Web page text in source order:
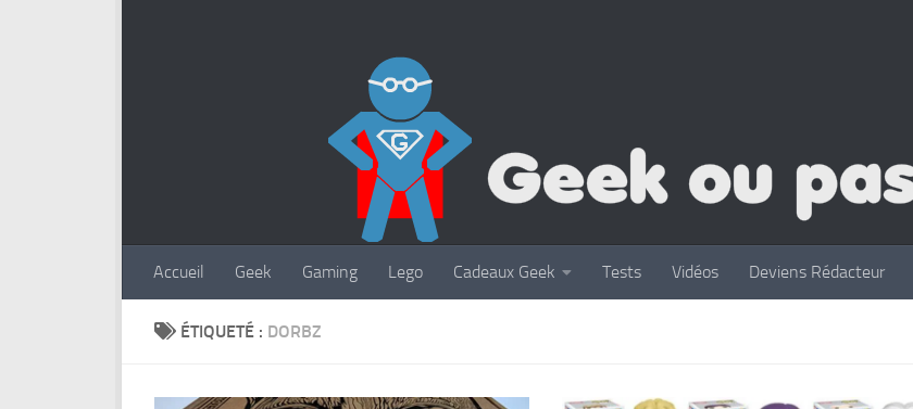
Accueil Geek Gaming Lego Cadeaux Geek Tests Vidéos Deviens Rédacteur
ÉTIQUETÉ : DORBZ